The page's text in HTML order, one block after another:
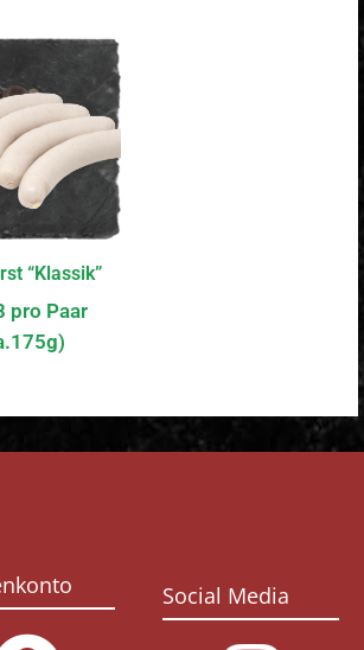
“Klassik”
pro Paar
Social Media